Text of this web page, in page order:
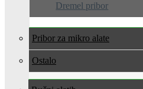
Dremel pribor
Pribor za mikro alate
Ostalo